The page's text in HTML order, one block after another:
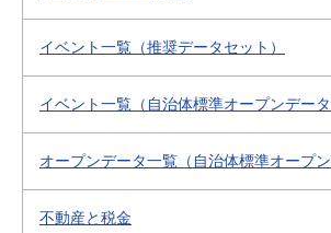
イベント一覧（推奨データセット）
イベント一覧（自治体標準オープンデータ
オープンデータ一覧（自治体標準オープン
不動産と税金